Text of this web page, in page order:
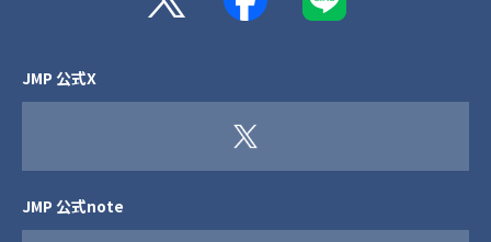
JMP 公式X
JMP 公式note